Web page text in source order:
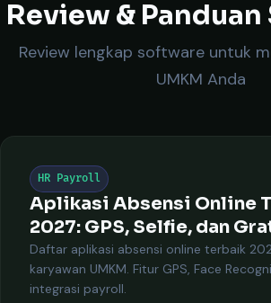
Review &
Review lengkap software untuk
UMKM Anda
HR Payroll
Aplikasi Absensi Online
2027: GPS, Selfie, dan
Daftar aplikasi absensi online terbaik
karyawan UMKM. Fitur GPS, Face
integrasi payroll.